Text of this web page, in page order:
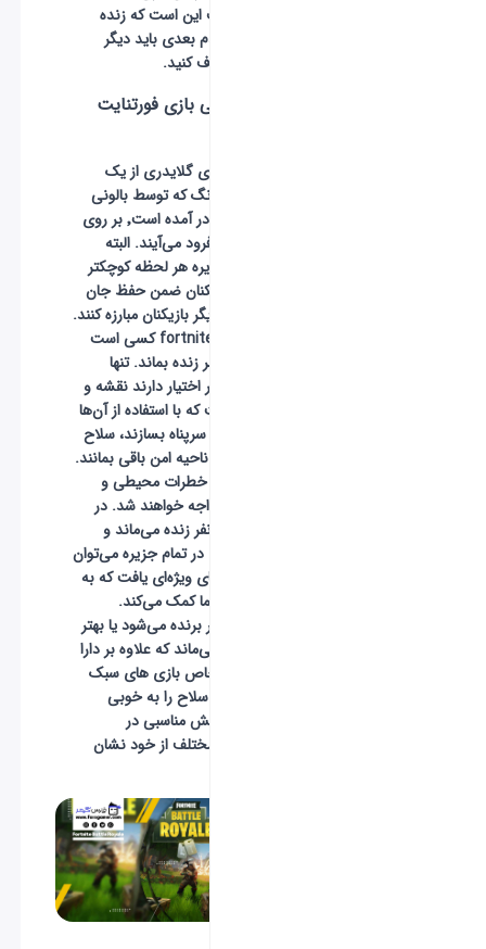
نخستین هدف این است که زنده
بمانید و در قدم بعدی باید دیگر
starter pack
داستان اصلی بازی فورتنایت
بازیکن بوسیله‌ی گلایدری از یک
اتوبوس آبی رنگ که توسط بالونی
بزرگ به پرواز در آمده است٬ بر روی
جزیره‌ای امن فرود می‌آیند. البته
بخش امن جزیره هر لحظه کوچکتر
می‌شود و بازیکنان ضمن حفظ جان
خود٬ باید با دیگر بازیکنان مبارزه کنند.
برنده‌ی بازی fortnite کسی است
که بتواند تا اخر زنده بماند. تنها
چیزهایی که در اختیار دارند نقشه و
یک کلنگ است که با استفاده از آن‌ها
باید برای خود سرپناه بسازند، سلاح
پیدا کنند و در ناحیه امن باقی بمانند.
در این روند با خطرات محیطی و
حملات رقبا مواجه خواهند شد. در
پایان تنها یک نفر زنده می‌ماند و
برنده می‌شود. در تمام جزیره می‌توان
سلاح و آیتم‌های ویژه‌ای یافت که به
بازیکنی در آخر برنده می‌شود یا بهتر
بگوییم زنده می‌ماند که علاوه‌ بر دارا
بودن دانش خاص بازی های سبک
بتل رویال٬ هر سلاح را به خوبی
موقعیت‌های مختلف از خود نشان